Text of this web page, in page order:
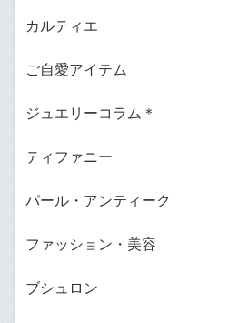
カルティエ
ご自愛アイテム
ジュエリーコラム＊
ティファニー
パール・アンティーク
ファッション・美容
ブシュロン